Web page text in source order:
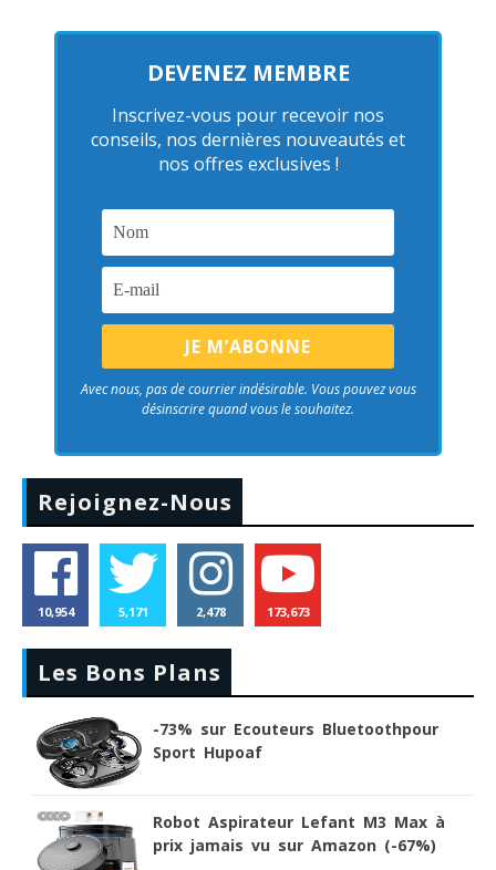
DEVENEZ MEMBRE
Inscrivez-vous pour recevoir nos
conseils, nos dernières nouveautés et
nos offres exclusives !
Avec nous, pas de courrier indésirable. Vous pouvez vous
désinscrire quand vous le souhaitez.
Rejoignez-Nous
10,954 5,171 2,478 173,673
Les Bons Plans
-73% sur Ecouteurs Bluetoothpour
Sport Hupoaf
Robot Aspirateur Lefant M3 Max à
prix jamais vu sur Amazon (-67%)